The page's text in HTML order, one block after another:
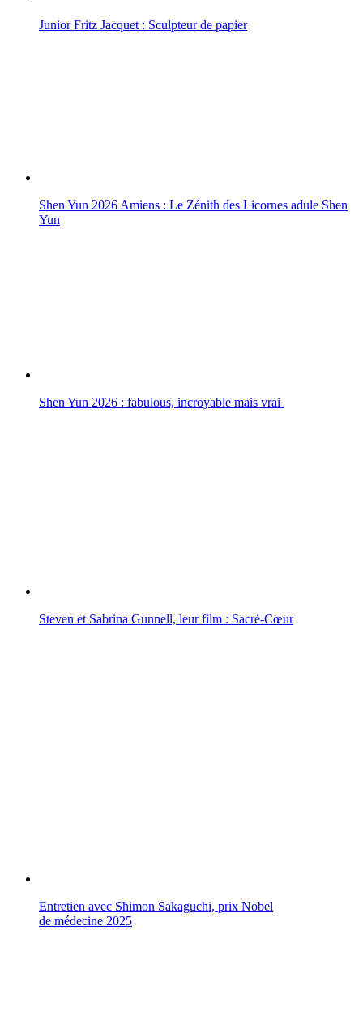
Junior Fritz Jacquet : Sculpteur de papier
Shen Yun 2026 Amiens : Le Zénith des Licornes adule Shen
Yun
Shen Yun 2026 : fabulous, incroyable mais vrai
Steven et Sabrina Gunnell, leur film : Sacré-Cœur
Entretien avec Shimon Sakaguchi, prix Nobel
de médecine 2025